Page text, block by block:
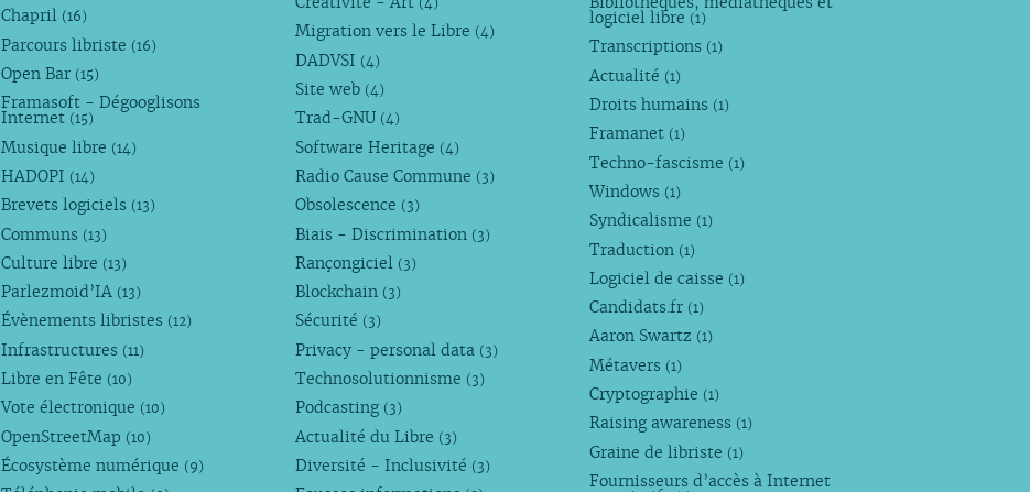
Chapril (16)
Parcours libriste (16)
Open Bar (15)
Framasoft - Dégooglisons
Internet (15)
Musique libre (14)
HADOPI (14)
Brevets logiciels (13)
Communs (13)
Culture libre (13)
Parlezmoid’IA (13)
Évènements libristes (12)
Infrastructures (11)
Libre en Fête (10)
Vote électronique (10)
OpenStreetMap (10)
Écosystème numérique (9)
Migration vers le Libre (4)
DADVSI (4)
Site web (4)
Trad-GNU (4)
Software Heritage (4)
Radio Cause Commune (3)
Obsolescence (3)
Biais - Discrimination (3)
Rançongiciel (3)
Blockchain (3)
Sécurité (3)
Privacy - personal data (3)
Technosolutionnisme (3)
Podcasting (3)
Actualité du Libre (3)
Diversité - Inclusivité (3)
logiciel libre (1)
Transcriptions (1)
Actualité (1)
Droits humains (1)
Framanet (1)
Techno-fascisme (1)
Windows (1)
Syndicalisme (1)
Traduction (1)
Logiciel de caisse (1)
Candidats.fr (1)
Aaron Swartz (1)
Métavers (1)
Cryptographie (1)
Raising awareness (1)
Graine de libriste (1)
Fournisseurs d’accès à Internet